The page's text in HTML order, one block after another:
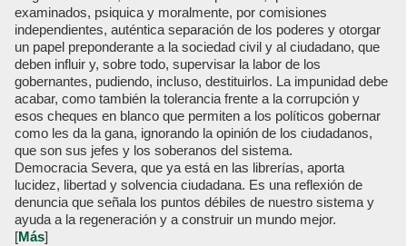
examinados, psiquica y moralmente, por comisiones
independientes, auténtica separación de los poderes y otorgar
un papel preponderante a la sociedad civil y al ciudadano, que
deben influir y, sobre todo, supervisar la labor de los
gobernantes, pudiendo, incluso, destituirlos. La impunidad debe
acabar, como también la tolerancia frente a la corrupción y
esos cheques en blanco que permiten a los políticos gobernar
como les da la gana, ignorando la opinión de los ciudadanos,
que son sus jefes y los soberanos del sistema.
Democracia Severa, que ya está en las librerías, aporta
lucidez, libertad y solvencia ciudadana. Es una reflexión de
denuncia que señala los puntos débiles de nuestro sistema y
ayuda a la regeneración y a construir un mundo mejor.
[Más]